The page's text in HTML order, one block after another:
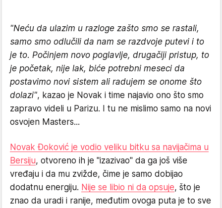
"Neću da ulazim u razloge zašto smo se rastali,
samo smo odlučili da nam se razdvoje putevi i to
je to. Počinjem novo poglavlje, drugačiji pristup, to
je početak, nije lak, biće potrebni meseci da
postavimo novi sistem ali radujem se onome što
dolazi", kazao je Novak i time najavio ono što smo
zapravo videli u Parizu. I tu ne mislimo samo na novi
osvojen Masters...
Novak Đoković je vodio veliku bitku sa navijačima u
Bersiju, otvoreno ih je "izazivao" da ga još više
vređaju i da mu zvižde, čime je samo dobijao
dodatnu energiju. Nije se libio ni da opsuje, što je
znao da uradi i ranije, međutim ovoga puta je to sve